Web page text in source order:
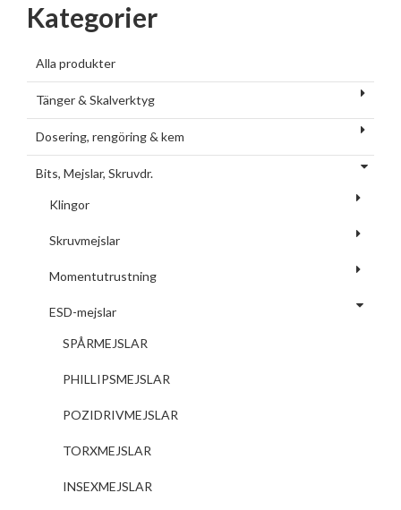
Kategorier
Alla produkter
Tänger & Skalverktyg
Dosering, rengöring & kem
Bits, Mejslar, Skruvdr.
Klingor
Skruvmejslar
Momentutrustning
ESD-mejslar
SPÅRMEJSLAR
PHILLIPSMEJSLAR
POZIDRIVMEJSLAR
TORXMEJSLAR
INSEXMEJSLAR